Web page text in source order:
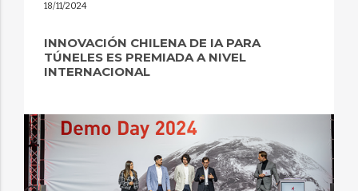
18/11/2024
INNOVACIÓN CHILENA DE IA PARA
TÚNELES ES PREMIADA A NIVEL
INTERNACIONAL